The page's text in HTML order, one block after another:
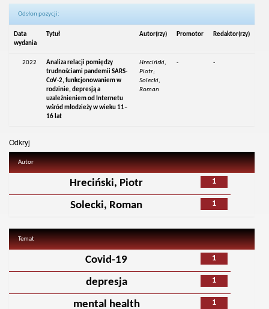
Odsłon pozycji:
Data
wydania
Tytuł Autor(rzy) Promotor Redaktor(rzy)
2022
Analiza relacji pomiędzy
trudnościami pandemii SARS-
CoV-2, funkcjonowaniem w
rodzinie, depresją a
uzależnieniem od Internetu
wśród młodzieży w wieku 11–
16 lat
Hreciński,
Piotr;
Solecki,
Roman
- -
Odkryj
Autor
1
Hreciński, Piotr
1
Solecki, Roman
Temat
1
Covid-19
1
depresja
1
mental health